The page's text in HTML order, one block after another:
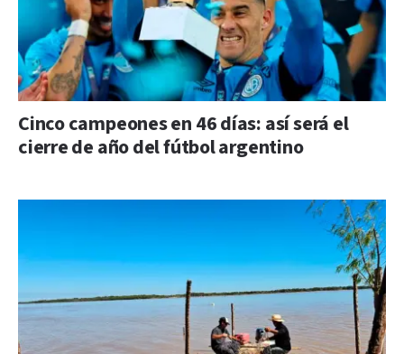
Cinco campeones en 46 días: así será el
cierre de año del fútbol argentino